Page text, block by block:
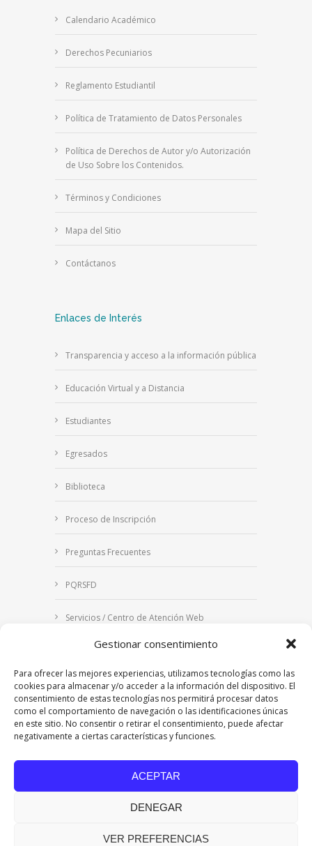
Gestionar consentimiento
Para ofrecer las mejores experiencias, utilizamos tecnologías como las
cookies para almacenar y/o acceder a la información del dispositivo. El
consentimiento de estas tecnologías nos permitirá procesar datos
como el comportamiento de navegación o las identificaciones únicas
en este sitio. No consentir o retirar el consentimiento, puede afectar
negativamente a ciertas características y funciones.
ACEPTAR
DENEGAR
VER PREFERENCIAS
Calendario Académico
Derechos Pecuniarios
Reglamento Estudiantil
Política de Tratamiento de Datos Personales
Política de Derechos de Autor y/o Autorización
de Uso Sobre los Contenidos.
Términos y Condiciones
Mapa del Sitio
Contáctanos
Enlaces de Interés
Transparencia y acceso a la información pública
Educación Virtual y a Distancia
Estudiantes
Egresados
Biblioteca
Proceso de Inscripción
Preguntas Frecuentes
PQRSFD
Servicios / Centro de Atención Web
Correo Institucional
Notificaciones judiciales
| Personería Jurídica Resolución
7542 de mayo de 1982
Acreditación Institucional en Alta Calidad
Ministerio de Educación Nacional.